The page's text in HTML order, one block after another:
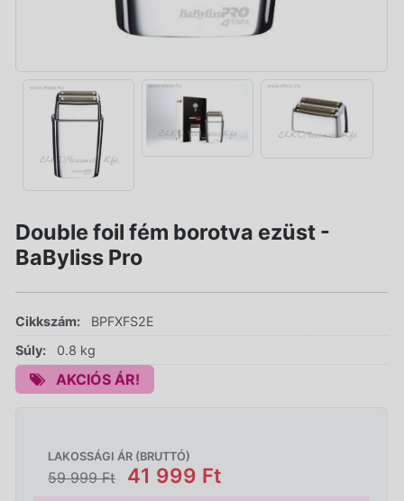
Double foil fém borotva ezüst -
BaByliss Pro
Cikkszám:
BPFXFS2E
Súly:
0.8 kg
AKCIÓS ÁR!
LAKOSSÁGI ÁR (BRUTTÓ)
59 999 Ft 41 999 Ft